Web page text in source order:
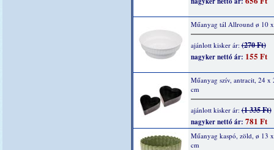
Műanyag tál Allround ø 10
ajánlott kisker ár:(270 Ft)
nagyker nettó ár: 155 Ft
Műanyag szív, antracit, 24 x
cm
ajánlott kisker ár:(1 335 Ft)
nagyker nettó ár: 781 Ft
Műanyag kaspó, zöld, ø 13
cm